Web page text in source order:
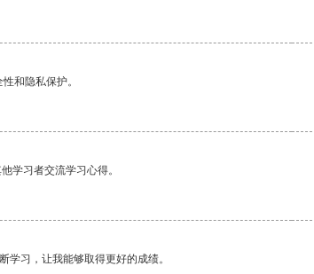
和隐私保护。
学习者交流学习心得。
学习，让我能够取得更好的成绩。